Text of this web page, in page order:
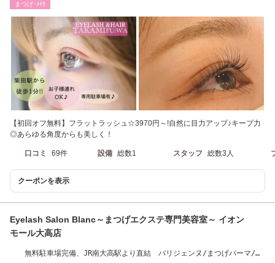
まつげ･ﾒｲｸ
【初回オフ無料】フラットラッシュ☆3970円～!自然に目力アップ♪キープ力
◎あらゆる角度からも美しく！
口コミ 69件 設備 総数1 スタッフ 総数3人
クーポンを表示
Eyelash Salon Blanc～まつげエクステ専門美容室～ イオン
モール大高店
無料駐車場完備、JR南大高駅より直結 パリジェンヌ/まつげパーマ/眉